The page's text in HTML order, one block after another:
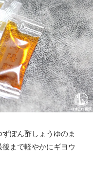
ぽん酢しょうゆのま
まで軽やかにギヨウ